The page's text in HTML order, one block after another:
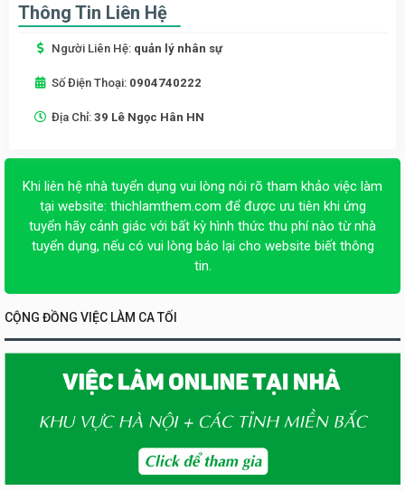
Thông Tin Liên Hệ
Người Liên Hệ: quản lý nhân sự
Số Điện Thoại: 0904740222
Địa Chỉ: 39 Lê Ngọc Hân HN
Khi liên hệ nhà tuyển dụng vui lòng nói rõ tham khảo việc làm
tại website: thichlamthem.com để được ưu tiên khi ứng
tuyển hãy cảnh giác với bất kỳ hình thức thu phí nào từ nhà
tuyển dụng, nếu có vui lòng báo lại cho website biết thông
tin.
CỘNG ĐỒNG VIỆC LÀM CA TỐI